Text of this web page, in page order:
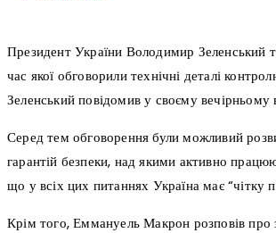
Президент України Володимир Зеленський
час якої обговорили технічні деталі
Зеленський повідомив у своєму вечірньому
Серед тем обговорення були можливий
гарантій безпеки, над якими активно
що у всіх цих питаннях Україна має “чітку
Крім того, Еммануель Макрон розповів про